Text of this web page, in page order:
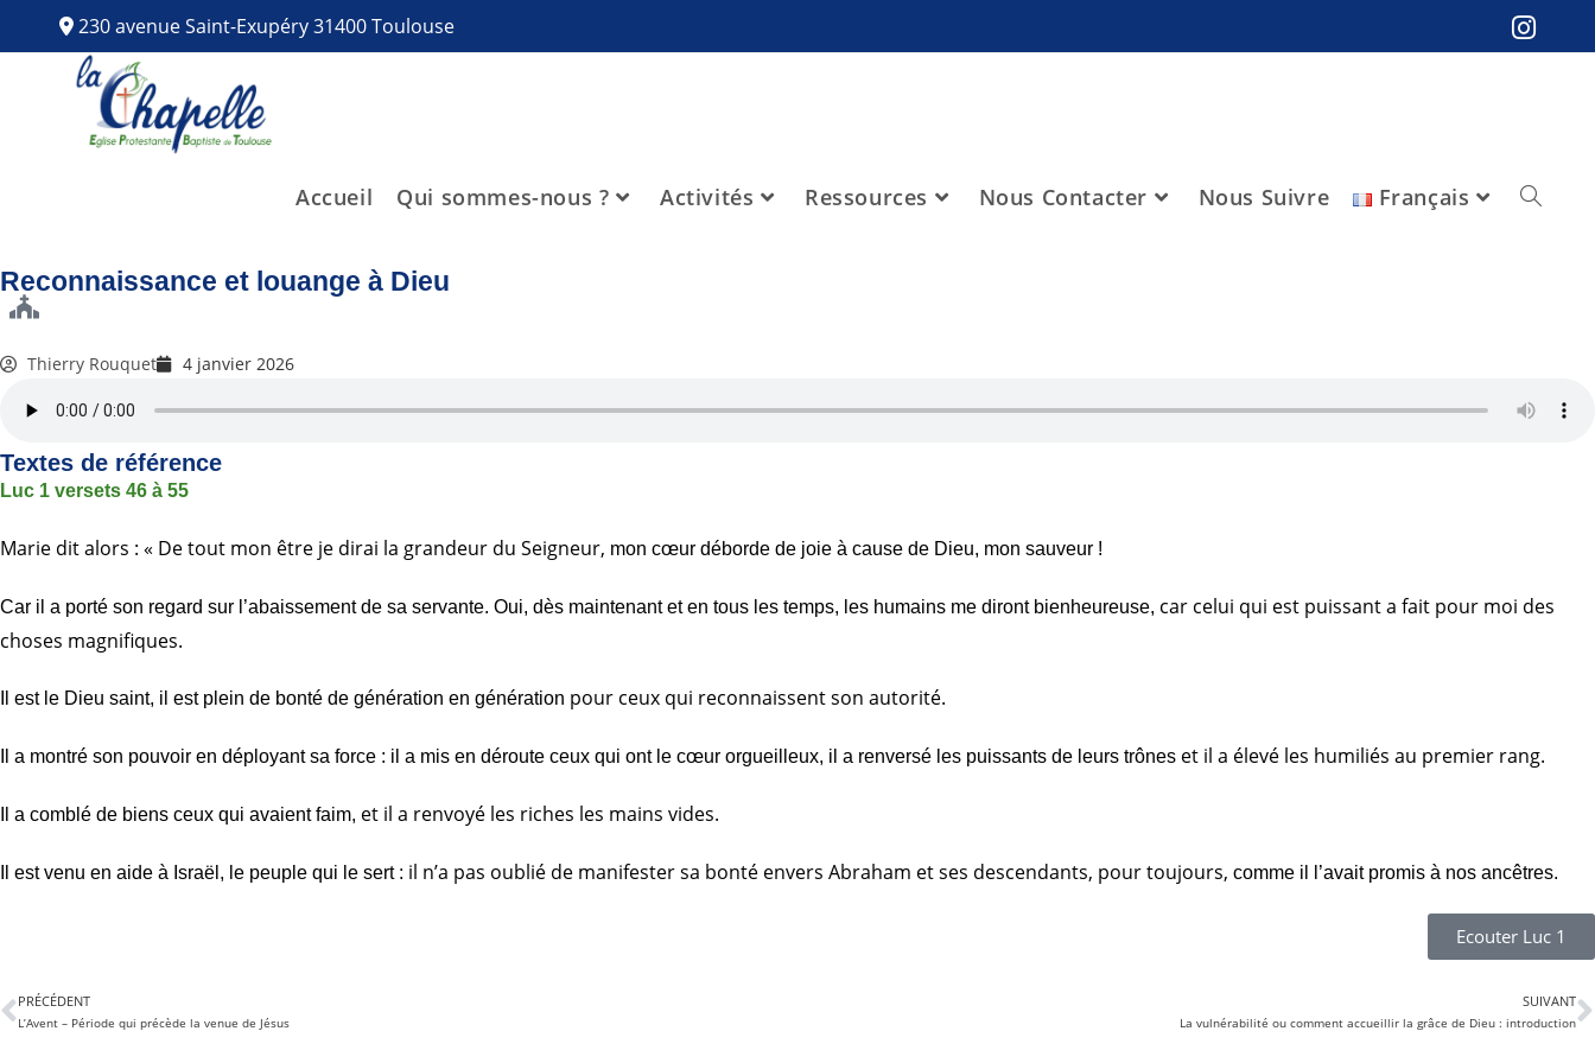
230 avenue Saint-Exupéry 31400 Toulouse
Accueil Qui sommes-nous ? Activités Ressources Nous Contacter Nous Suivre Français
Reconnaissance et louange à Dieu
Thierry Rouquet 4 janvier 2026
Textes de référence
Luc 1 versets 46 à 55
Marie dit alors : « De tout mon être je dirai la grandeur du Seigneur, mon cœur déborde de joie à cause de Dieu, mon sauveur !
Car il a porté son regard sur l’abaissement de sa servante. Oui, dès maintenant et en tous les temps, les humains me diront bienheureuse, car celui qui est puissant a fait pour moi des
choses magnifiques.
Il est le Dieu saint, il est plein de bonté de génération en génération pour ceux qui reconnaissent son autorité.
Il a montré son pouvoir en déployant sa force : il a mis en déroute ceux qui ont le cœur orgueilleux, il a renversé les puissants de leurs trônes et il a élevé les humiliés au premier rang.
Il a comblé de biens ceux qui avaient faim, et il a renvoyé les riches les mains vides.
Il est venu en aide à Israël, le peuple qui le sert : il n’a pas oublié de manifester sa bonté envers Abraham et ses descendants, pour toujours, comme il l’avait promis à nos ancêtres.
Ecouter Luc 1
PRÉCÉDENT
L’Avent – Période qui précède la venue de Jésus
SUIVANT
La vulnérabilité ou comment accueillir la grâce de Dieu : introduction